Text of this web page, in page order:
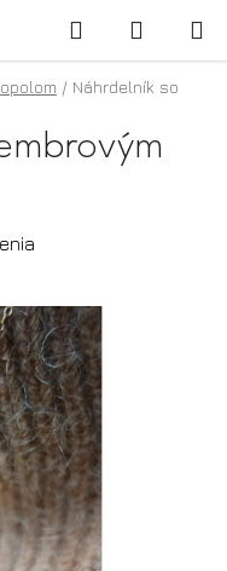
Hľadať
KOŠÍK
/ Náhrdelník so